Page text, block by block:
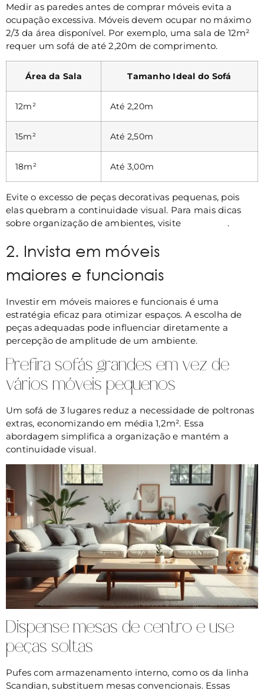
Medir as paredes antes de comprar móveis evita a
ocupação excessiva. Móveis devem ocupar no máximo
2/3 da área disponível. Por exemplo, uma sala de 12m²
requer um sofá de até 2,20m de comprimento.
Área da Sala Tamanho Ideal do Sofá
12m² Até 2,20m
15m² Até 2,50m
18m² Até 3,00m
Evite o excesso de peças decorativas pequenas, pois
elas quebram a continuidade visual. Para mais dicas
sobre organização de ambientes, visite
.
2. Invista em móveis
maiores e funcionais
Investir em móveis maiores e funcionais é uma
estratégia eficaz para otimizar espaços. A escolha de
peças adequadas pode influenciar diretamente a
percepção de amplitude de um ambiente.
Prefira sofás grandes em vez de
vários móveis pequenos
Um sofá de 3 lugares reduz a necessidade de poltronas
extras, economizando em média 1,2m². Essa
abordagem simplifica a organização e mantém a
continuidade visual.
Dispense mesas de centro e use
peças soltas
Pufes com armazenamento interno, como os da linha
Scandian, substituem mesas convencionais. Essas